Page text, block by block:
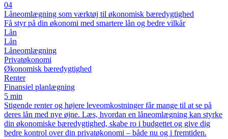
04
Låneomlægning som værktøj til økonomisk bæredygtighed
Få styr på din økonomi med smartere lån og bedre vilkår
Lån
Lån
Låneomlægning
Privatøkonomi
Økonomisk bæredygtighed
Renter
Finansiel planlægning
5 min
Stigende renter og højere leveomkostninger får mange til at se på
deres lån med nye øjne. Læs, hvordan en låneomlægning kan styrke
din økonomiske bæredygtighed, skabe ro i budgettet og give dig
bedre kontrol over din privatøkonomi – både nu og i fremtiden.